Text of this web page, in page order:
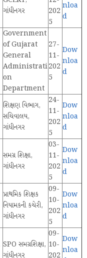
ગાંધીનગર
202
5
nloa
d
Government
of Gujarat
General
Administrati
on
Department
27-
11-
202
5
Dow
nloa
d
શિક્ષણ વિભાગ,
સચિવાલય,
ગાંધીનગર
24-
11-
202
5
Dow
nloa
d
સમગ્ર શિક્ષા,
ગાંધીનગર
03-
11-
202
5
Dow
nloa
d
પ્રાથમિક શિક્ષક
નિયામકની કચેરી,
ગાંધીનગર
09-
10-
202
5
Dow
nloa
d
SPO સમગ્રશિક્ષા,
ગાંધીનગર
09-
10-
202
Dow
nloa